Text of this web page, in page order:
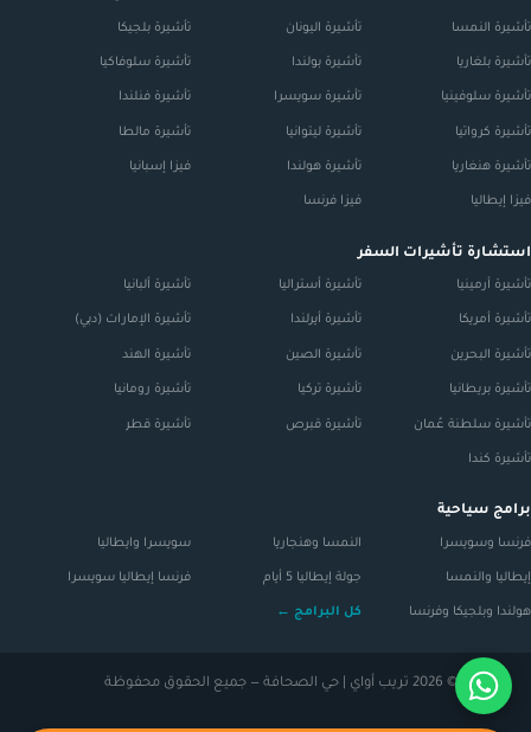
تأشيرة النمسا تأشيرة اليونان تأشيرة بلجيكا
تأشيرة بلغاريا تأشيرة بولندا تأشيرة سلوفاكيا
تأشيرة سلوفينيا تأشيرة سويسرا تأشيرة فنلندا
تأشيرة كرواتيا تأشيرة ليتوانيا تأشيرة مالطا
تأشيرة هنغاريا تأشيرة هولندا فيزا إسبانيا
فيزا إيطاليا فيزا فرنسا
استشارة تأشيرات السفر
تأشيرة أرمينيا تأشيرة أستراليا تأشيرة ألبانيا
تأشيرة أمريكا تأشيرة أيرلندا تأشيرة الإمارات (دبي)
تأشيرة البحرين تأشيرة الصين تأشيرة الهند
تأشيرة بريطانيا تأشيرة تركيا تأشيرة رومانيا
تأشيرة سلطنة عُمان تأشيرة قبرص تأشيرة قطر
تأشيرة كندا
برامج سياحية
فرنسا وسويسرا النمسا وهنجاريا سويسرا وايطاليا
إيطاليا والنمسا جولة إيطاليا 5 أيام فرنسا إيطاليا سويسرا
هولندا وبلجيكا وفرنسا كل البرامج ←
© 2026 تريب أواي | حي الصحافة — جميع الحقوق محفوظة